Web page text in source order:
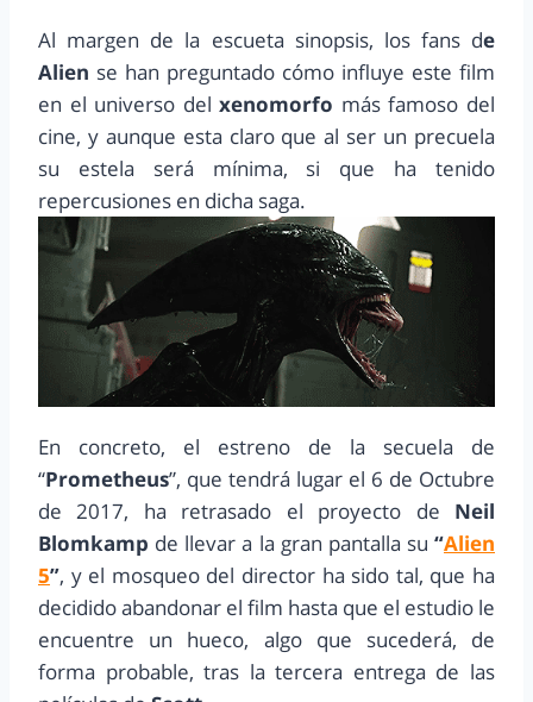
Al margen de la escueta sinopsis, los fans de
Alien se han preguntado cómo influye este film
en el universo delxenomorfo más famoso del
cine, y aunque esta claro que al ser un precuela
su estela será mínima, si que ha tenido
repercusiones en dicha saga.
En concreto, el estreno de la secuela de
“Prometheus”, que tendrá lugar el 6 de Octubre
de 2017, ha retrasado el proyecto de Neil
Blomkamp de llevar a la gran pantalla su “Alien
5”, y el mosqueo del director ha sido tal, que ha
decidido abandonar el film hasta que el estudio le
encuentre un hueco, algo que sucederá, de
forma probable, tras la tercera entrega de las